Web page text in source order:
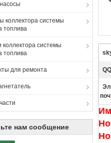
коллектора системы
топлива
коллектора системы
топлива
для ремонта
нам сообщение